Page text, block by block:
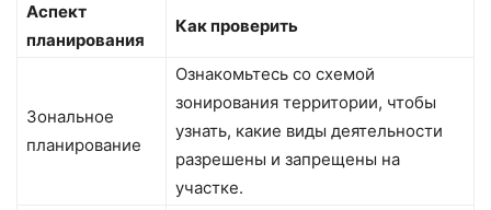
Аспект
планирования
Как проверить
Зональное
планирование
Ознакомьтесь со схемой
зонирования территории, чтобы
узнать, какие виды деятельности
разрешены и запрещены на
участке.